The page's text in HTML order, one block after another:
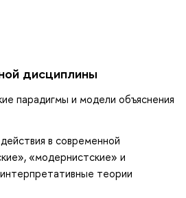
дисциплины
парадигмы и модели объяснения
в современной
«модернистские» и
теории